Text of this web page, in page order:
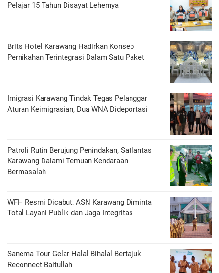
Pelajar 15 Tahun Disayat Lehernya
Brits Hotel Karawang Hadirkan Konsep
Pernikahan Terintegrasi Dalam Satu Paket
Imigrasi Karawang Tindak Tegas Pelanggar
Aturan Keimigrasian, Dua WNA Dideportasi
Patroli Rutin Berujung Penindakan, Satlantas
Karawang Dalami Temuan Kendaraan
Bermasalah
WFH Resmi Dicabut, ASN Karawang Diminta
Total Layani Publik dan Jaga Integritas
Sanema Tour Gelar Halal Bihalal Bertajuk
Reconnect Baitullah